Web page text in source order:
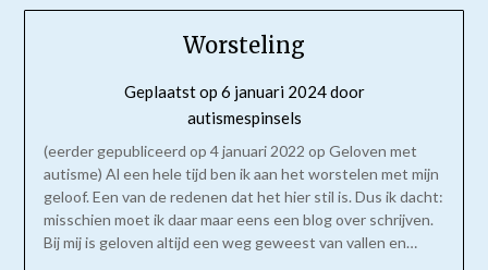
Worsteling
Geplaatst op 6 januari 2024door
autismespinsels
(eerder gepubliceerd op 4 januari 2022 op Geloven met
autisme) Al een hele tijd ben ik aan het worstelen met mijn
geloof. Een van de redenen dat het hier stil is. Dus ik dacht:
misschien moet ik daar maar eens een blog over schrijven.
Bij mij is geloven altijd een weg geweest van vallen en…